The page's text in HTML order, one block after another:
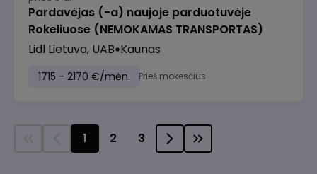
Pardavėjas (-a) naujoje parduotuvėje
Rokeliuose (NEMOKAMAS TRANSPORTAS)
Lidl Lietuva, UAB Kaunas
1715 - 2170 €/mėn. Prieš mokesčius
1 2 3